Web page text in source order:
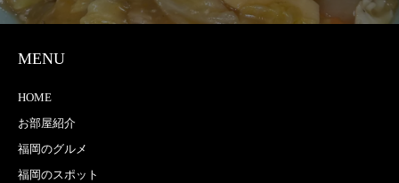
MENU
HOME
お部屋紹介
福岡のグルメ
福岡のスポット